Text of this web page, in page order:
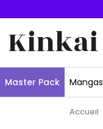
Kinkai
Master Pack Mangas
Accueil